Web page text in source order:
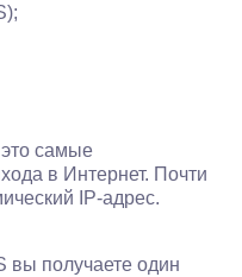
самые
в Интернет. Почти
IP-адрес.
вы получаете один